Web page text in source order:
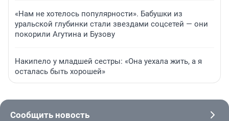
«Нам не хотелось популярности». Бабушки из
уральской глубинки стали звездами соцсетей — они
покорили Агутина и Бузову
Накипело у младшей сестры: «Она уехала жить, а я
осталась быть хорошей»
Сообщить новость